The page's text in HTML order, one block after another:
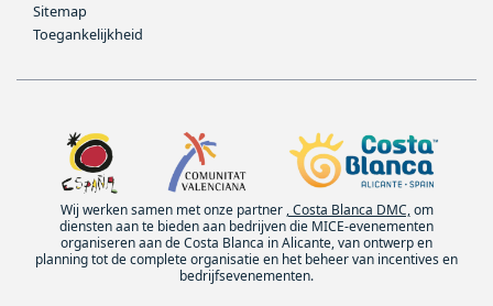
Sitemap
Toegankelijkheid
Wij werken samen met onze partner , Costa Blanca DMC,om
diensten aan te bieden aan bedrijven die MICE-evenementen
organiseren aan de Costa Blanca in Alicante, van ontwerp en
planning tot de complete organisatie en het beheer van incentives en
bedrijfsevenementen.